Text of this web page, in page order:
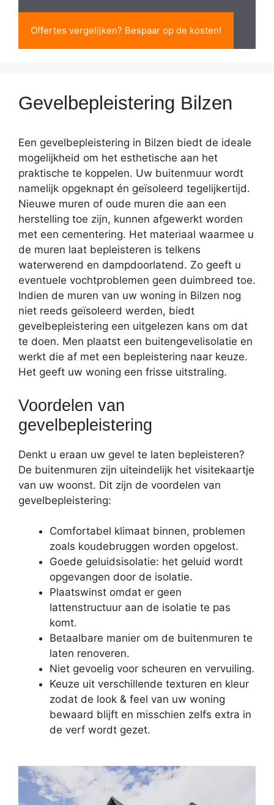
Offertes vergelijken? Bespaar op de kosten!
Gevelbepleistering Bilzen
Een gevelbepleistering in Bilzen biedt de ideale
mogelijkheid om het esthetische aan het
praktische te koppelen. Uw buitenmuur wordt
namelijk opgeknapt én geïsoleerd tegelijkertijd.
Nieuwe muren of oude muren die aan een
herstelling toe zijn, kunnen afgewerkt worden
met een cementering. Het materiaal waarmee u
de muren laat bepleisteren is telkens
waterwerend en dampdoorlatend. Zo geeft u
eventuele vochtproblemen geen duimbreed toe.
Indien de muren van uw woning in Bilzen nog
niet reeds geïsoleerd werden, biedt
gevelbepleistering een uitgelezen kans om dat
te doen. Men plaatst een buitengevelisolatie en
werkt die af met een bepleistering naar keuze.
Het geeft uw woning een frisse uitstraling.
Voordelen van
gevelbepleistering
Denkt u eraan uw gevel te laten bepleisteren?
De buitenmuren zijn uiteindelijk het visitekaartje
van uw woonst. Dit zijn de voordelen van
gevelbepleistering:
Comfortabel klimaat binnen, problemen
zoals koudebruggen worden opgelost.
Goede geluidsisolatie: het geluid wordt
opgevangen door de isolatie.
Plaatswinst omdat er geen
lattenstructuur aan de isolatie te pas
komt.
Betaalbare manier om de buitenmuren te
laten renoveren.
Niet gevoelig voor scheuren en vervuiling.
Keuze uit verschillende texturen en kleur
zodat de look & feel van uw woning
bewaard blijft en misschien zelfs extra in
de verf wordt gezet.